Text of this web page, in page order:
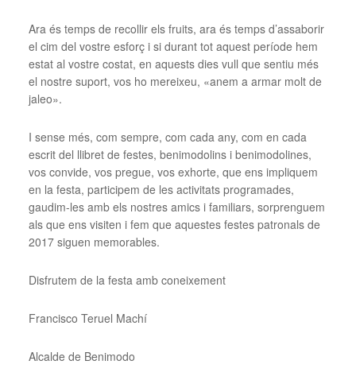
Ara és temps de recollir els fruits, ara és temps d’assaborir
el cim del vostre esforç i si durant tot aquest període hem
estat al vostre costat, en aquests dies vull que sentiu més
el nostre suport, vos ho mereixeu, «anem a armar molt de
jaleo».
I sense més, com sempre, com cada any, com en cada
escrit del llibret de festes, benimodolins i benimodolines,
vos convide, vos pregue, vos exhorte, que ens impliquem
en la festa, participem de les activitats programades,
gaudim-les amb els nostres amics i familiars, sorprenguem
als que ens visiten i fem que aquestes festes patronals de
2017 siguen memorables.
Disfrutem de la festa amb coneixement
Francisco Teruel Machí
Alcalde de Benimodo